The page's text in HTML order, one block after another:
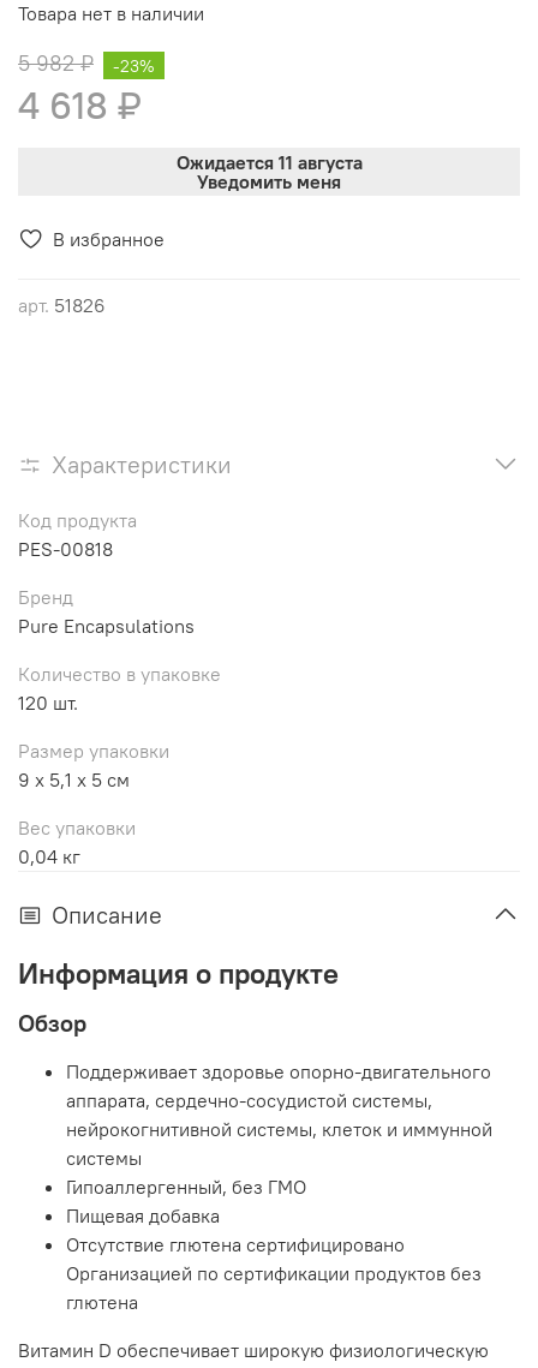
В избранное
арт. 51826
Товара нет в наличии
5 982 ₽
4 618 ₽
-23%
Ожидается 11 августа
Уведомить меня
Характеристики
Код продукта
PES-00818
Бренд
Pure Encapsulations
Количество в упаковке
120 шт.
Размер упаковки
9 x 5,1 x 5 см
Вес упаковки
0,04 кг
Описание
Информация о продукте
Обзор
Поддерживает здоровье опорно-двигательного
аппарата, сердечно-сосудистой системы,
нейрокогнитивной системы, клеток и иммунной
системы
Гипоаллергенный, без ГМО
Пищевая добавка
Отсутствие глютена сертифицировано
Организацией по сертификации продуктов без
глютена
Витамин D обеспечивает широкую физиологическую